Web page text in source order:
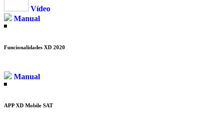
Vídeo
Manual
Funcionalidades XD 2020
Manual
APP XD Mobile SAT